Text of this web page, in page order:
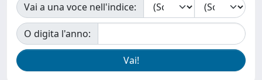
Vai a una voce nell'indice:
O digita l'anno: